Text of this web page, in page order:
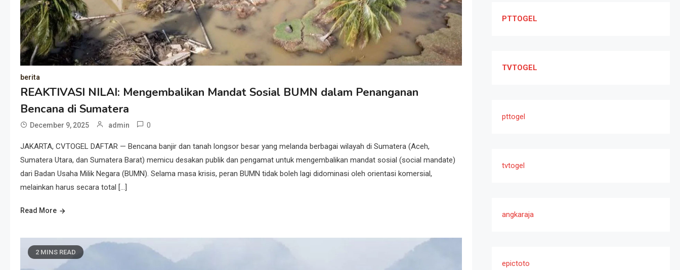
berita
REAKTIVASI NILAI: Mengembalikan Mandat Sosial BUMN dalam Penanganan
Bencana di Sumatera
December 9, 2025 admin 0
JAKARTA, CVTOGEL DAFTAR — Bencana banjir dan tanah longsor besar yang melanda berbagai wilayah di Sumatera (Aceh,
Sumatera Utara, dan Sumatera Barat) memicu desakan publik dan pengamat untuk mengembalikan mandat sosial (social mandate)
dari Badan Usaha Milik Negara (BUMN). Selama masa krisis, peran BUMN tidak boleh lagi didominasi oleh orientasi komersial,
melainkan harus secara total […]
Read More
2 MINS READ
PTTOGEL
TVTOGEL
pttogel
tvtogel
angkaraja
epictoto